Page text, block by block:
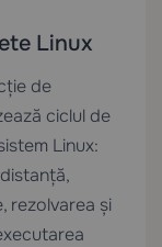
Linux
de
ciclul de
Linux:
rezolvarea și